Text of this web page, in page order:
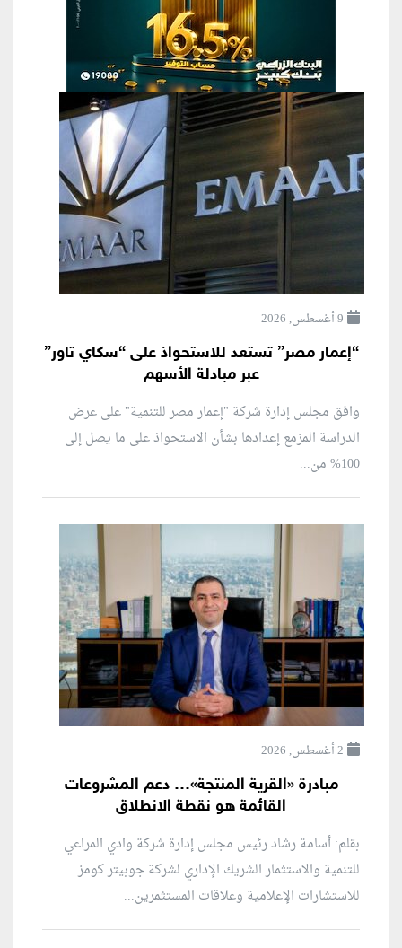
9 أغسطس, 2026
“إعمار مصر” تستعد للاستحواذ على “سكاي تاور”
عبر مبادلة الأسهم
وافق مجلس إدارة شركة "إعمار مصر للتنمية" على عرض
الدراسة المزمع إعدادها بشأن الاستحواذ على ما يصل إلى
100% من...
2 أغسطس, 2026
مبادرة «القرية المنتجة»… دعم المشروعات
القائمة هو نقطة الانطلاق
بقلم: أسامة رشاد رئيس مجلس إدارة شركة وادي المراعي
للتنمية والاستثمار الشريك الإداري لشركة جوبيتر كومز
للاستشارات الإعلامية وعلاقات المستثمرين...